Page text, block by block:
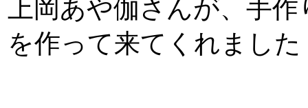
上岡あや伽さんが、手
を作って来てくれました